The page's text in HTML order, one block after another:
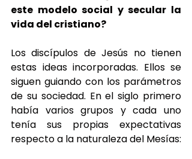
este modelo social y secular la
vida del cristiano?
Los discípulos de Jesús no tienen
estas ideas incorporadas. Ellos se
siguen guiando con los parámetros
de su sociedad. En el siglo primero
había varios grupos y cada uno
tenía sus propias expectativas
respecto a la naturaleza del Mesías: